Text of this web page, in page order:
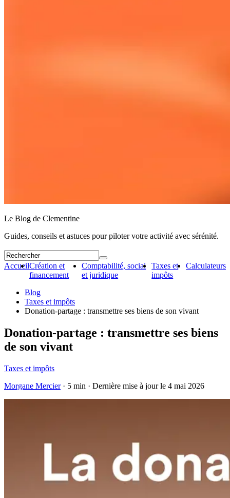
Le Blog de Clementine
Guides, conseils et astuces pour piloter votre activité avec sérénité.
AccueilCréation et
financement
Comptabilité, social
et juridique
Taxes et
impôts
Calculateurs
Blog
Taxes et impôts
Donation-partage : transmettre ses biens de son vivant
Donation-partage : transmettre ses biens
de son vivant
Taxes et impôts
Morgane Mercier· 5 min · Dernière mise à jour le 4 mai 2026